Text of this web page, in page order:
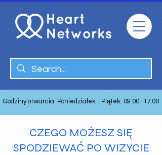
Godziny otwarcia: Poniedziałek - Piątek: 09:00 -17:00
CZEGO MOŻESZ SIĘ
SPODZIEWAĆ PO WIZYCIE